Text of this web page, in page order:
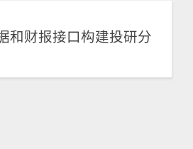
和财报接口构建投研分